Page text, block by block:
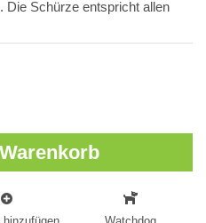
Die Schürze entspricht allen